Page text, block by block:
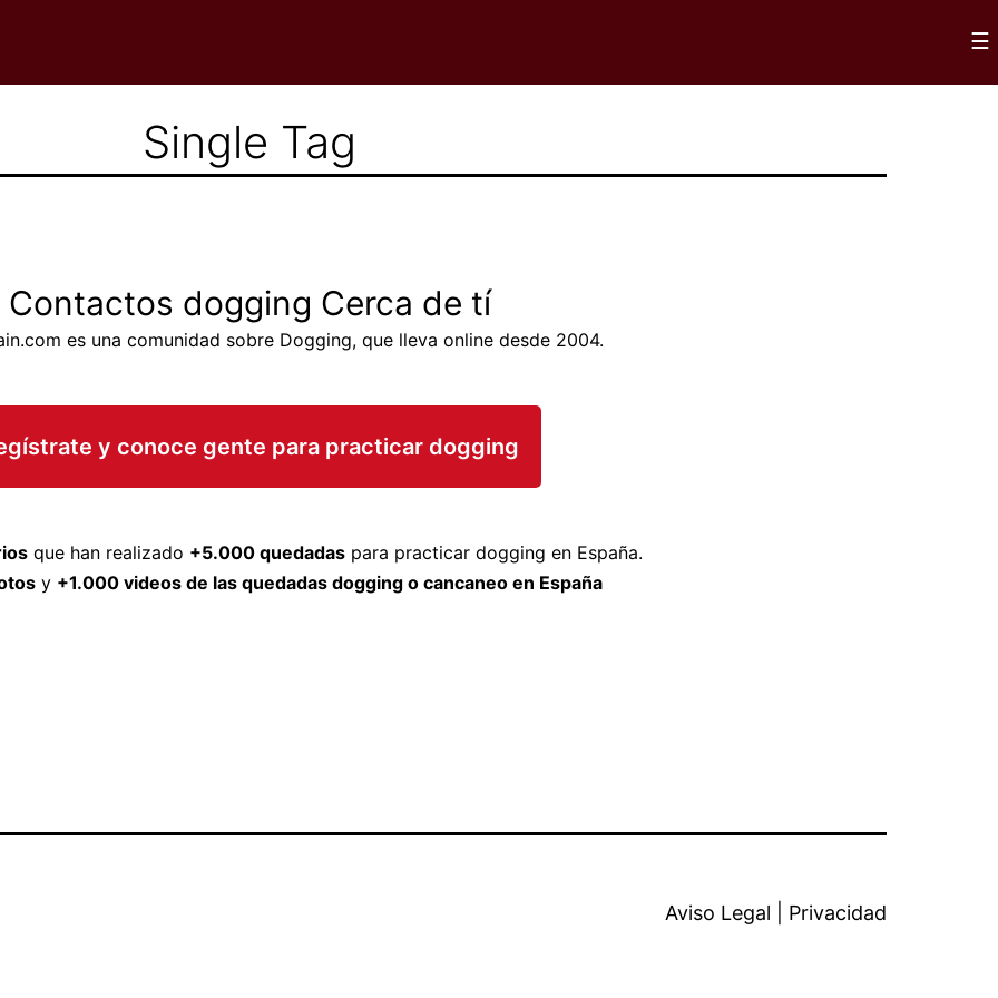
☰
×
Single Tag
Contactos dogging Cerca de tí
es una comunidad sobre Dogging, que lleva online desde 2004.
y conoce gente para practicar dogging
que han realizado +5.000 quedadas para practicar dogging en España.
y +1.000 videos de las quedadas dogging o cancaneo en España
Aviso Legal Privacidad